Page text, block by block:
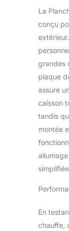
La
conçu
grandes
plaque
assure
caisson
tandis
montée
En
chauffe,